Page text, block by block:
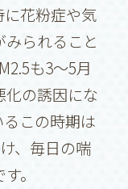
花粉症や気
られること
も3〜5月
化の誘因にな
この時期は
、毎日の喘
。